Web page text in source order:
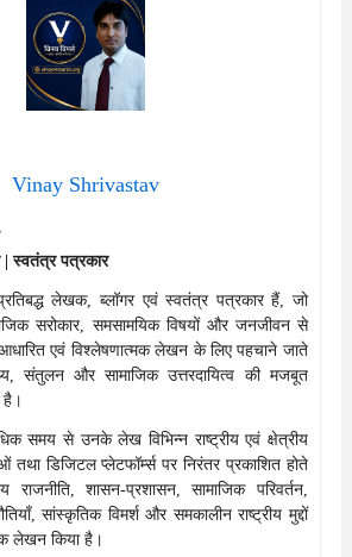
Vinay Shrivastav
स्वतंत्र पत्रकार
लेखक, ब्लॉगर एवं स्वतंत्र पत्रकार हैं, जो
सरोकार, समसामयिक विषयों और जनजीवन से
एवं विश्लेषणात्मक लेखन के लिए पहचाने जाते
संतुलन और सामाजिक उत्तरदायित्व की मजबूत
है।
समय से उनके लेख विभिन्न राष्ट्रीय एवं क्षेत्रीय
तथा डिजिटल प्लेटफॉर्म्स पर निरंतर प्रकाशित होते
राजनीति, शासन-प्रशासन, सामाजिक परिवर्तन,
सांस्कृतिक विमर्श और समकालीन राष्ट्रीय मुद्दों
लेखन किया है।